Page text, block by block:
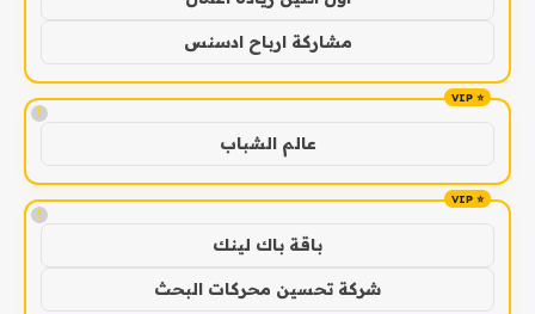
مشاركة ارباح ادسنس
!
عالم الشباب
!
باقة باك لينك
شركة تحسين محركات البحث